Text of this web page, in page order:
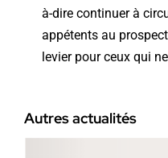
à-dire continuer à
appétents au
levier pour ceux qui
Autres actualités